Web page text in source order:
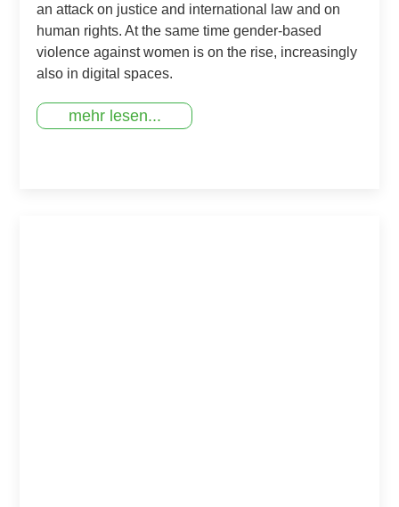
an attack on justice and international law and on
human rights. At the same time gender-based
violence against women is on the rise, increasingly
also in digital spaces.
mehr lesen...